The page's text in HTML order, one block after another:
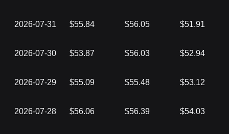
2026-07-31 $55.84 $56.05 $51.91
2026-07-30 $53.87 $56.03 $52.94
2026-07-29 $55.09 $55.48 $53.12
2026-07-28 $56.06 $56.39 $54.03